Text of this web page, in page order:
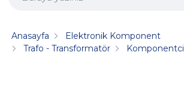
Anasayfa
Elektronik Komponent
Trafo - Transformatör
Komponentci